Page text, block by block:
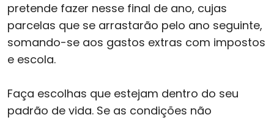
pretende fazer nesse final de ano, cujas
parcelas que se arrastarão pelo ano seguinte,
somando-se aos gastos extras com impostos
e escola.
Faça escolhas que estejam dentro do seu
padrão de vida. Se as condições não